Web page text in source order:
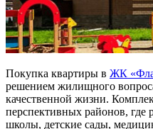
Покупка квартиры в ЖК
решением жилищного
качественной жизни.
перспективных районов, где
школы, детские сады,